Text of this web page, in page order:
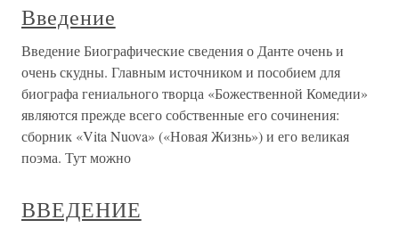
Введение
Введение Биографические сведения о Данте очень и
очень скудны. Главным источником и пособием для
биографа гениального творца «Божественной Комедии»
являются прежде всего собственные его сочинения:
сборник «Vita Nuova» («Новая Жизнь») и его великая
поэма. Тут можно
ВВЕДЕНИЕ